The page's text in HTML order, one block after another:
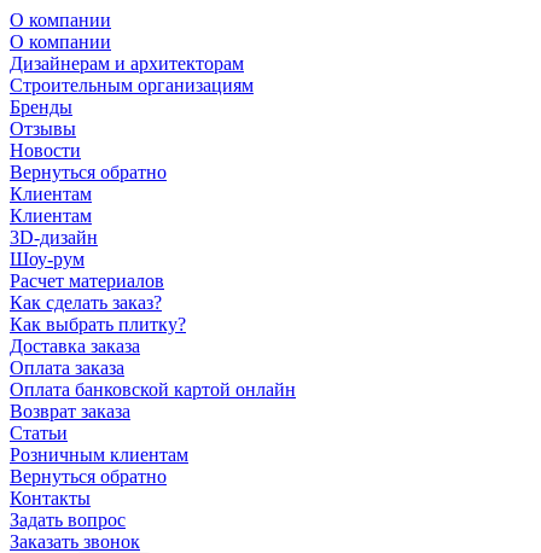
О компании
О компании
Дизайнерам и архитекторам
Строительным организациям
Бренды
Отзывы
Новости
Вернуться обратно
Клиентам
Клиентам
3D-дизайн
Шоу-рум
Расчет материалов
Как сделать заказ?
Как выбрать плитку?
Доставка заказа
Оплата заказа
Оплата банковской картой онлайн
Возврат заказа
Статьи
Розничным клиентам
Вернуться обратно
Контакты
Задать вопрос
Заказать звонок